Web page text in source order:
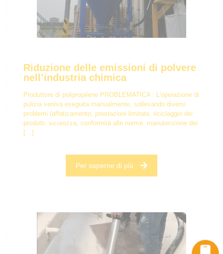
Riduzione delle emissioni di polvere
nell’industria chimica
Produttore di polipropilene PROBLEMATICA : L'operazione di
pulizia veniva eseguita manualmente, sollevando diversi
problemi (affaticamento, prestazioni limitate, riciclaggio dei
prodotti, sicurezza, conformità alle norme, manutenzione dei
[…]
Per saperne di più